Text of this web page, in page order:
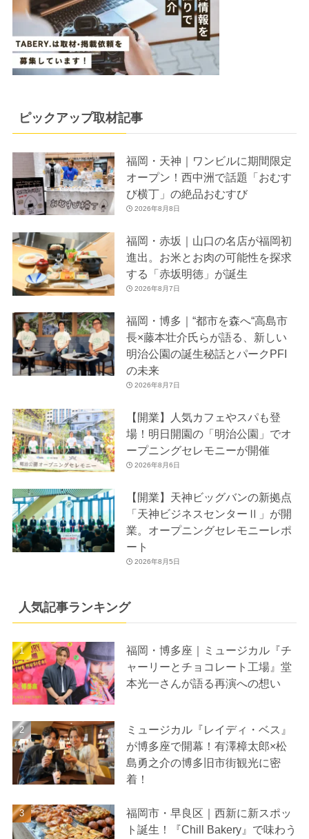
ピックアップ取材記事
福岡・天神｜ワンビルに期間限定
オープン！西中洲で話題「おむす
び横丁」の絶品おむすび
2026年8月8日
福岡・赤坂｜山口の名店が福岡初
進出。お米とお肉の可能性を探求
する「赤坂明徳」が誕生
2026年8月7日
福岡・博多｜“都市を森へ“高島市
長×藤本壮介氏らが語る、新しい
明治公園の誕生秘話とパークPFI
の未来
2026年8月7日
【開業】人気カフェやスパも登
場！明日開園の「明治公園」でオ
ープニングセレモニーが開催
2026年8月6日
【開業】天神ビッグバンの新拠点
「天神ビジネスセンターⅡ」が開
業。オープニングセレモニーレポ
ート
2026年8月5日
人気記事ランキング
福岡・博多座｜ミュージカル『チ
ャーリーとチョコレート工場』堂
本光一さんが語る再演への想い
ミュージカル『レイディ・ベス』
が博多座で開幕！有澤樟太郎×松
島勇之介の博多旧市街観光に密
着！
福岡市・早良区｜西新に新スポッ
ト誕生！『Chill Bakery』で味わう